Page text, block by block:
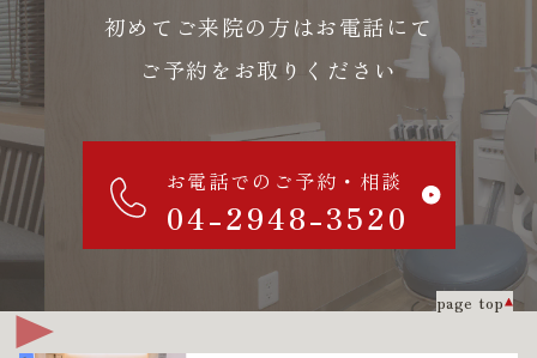
初めてご来院の方はお電話にて
ご予約をお取りください
お電話でのご予約・相談
04-2948-3520
page top